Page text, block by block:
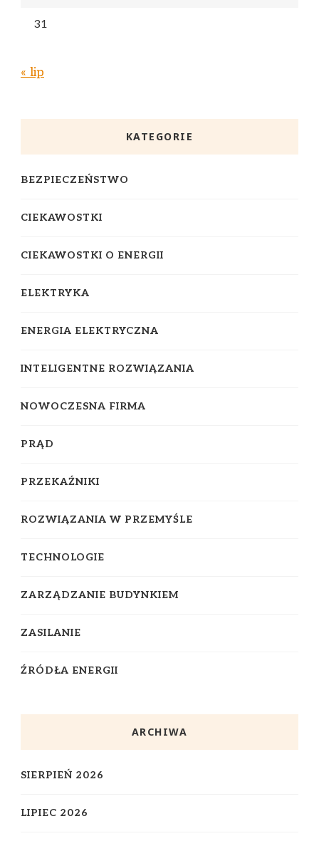
31
« lip
KATEGORIE
BEZPIECZEŃSTWO
CIEKAWOSTKI
CIEKAWOSTKI O ENERGII
ELEKTRYKA
ENERGIA ELEKTRYCZNA
INTELIGENTNE ROZWIĄZANIA
NOWOCZESNA FIRMA
PRĄD
PRZEKAŹNIKI
ROZWIĄZANIA W PRZEMYŚLE
TECHNOLOGIE
ZARZĄDZANIE BUDYNKIEM
ZASILANIE
ŹRÓDŁA ENERGII
ARCHIWA
SIERPIEŃ 2026
LIPIEC 2026